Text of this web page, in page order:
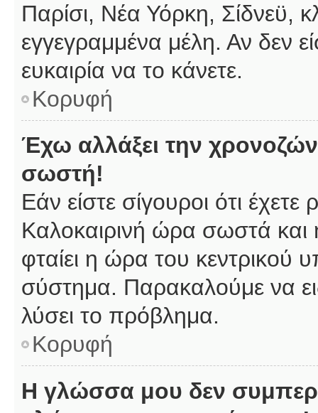
Παρίσι, Νέα Υόρκη, Σίδνεϋ,
εγγεγραμμένα μέλη. Αν δεν
ευκαιρία να το κάνετε.
Κορυφή
Έχω αλλάξει την
σωστή!
Εάν είστε σίγουροι ότι
Καλοκαιρινή ώρα σωστά και
φταίει η ώρα του κεντρικού
σύστημα. Παρακαλούμε να
λύσει το πρόβλημα.
Κορυφή
Η γλώσσα μου δεν